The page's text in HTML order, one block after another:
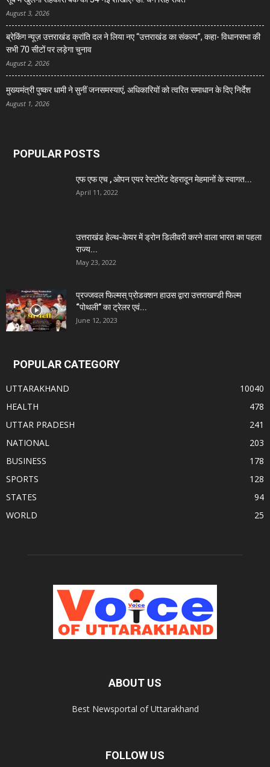
August 3, 2026
ब्रेकिंग न्यूज़ उत्तराखंड क्रांति दल ने लिया नए “उत्तराखंड का संकल्प”, कहा- विधानसभा की
सभी 70 सीटों पर लड़ेगा चुनाव
August 2, 2026
मुख्यमंत्री पुष्कर धामी ने सुनीं जनसमस्याएं, अधिकारियों को त्वरित समाधान के दिए निर्देश
August 1, 2026
POPULAR POSTS
एफ एफ एच , ओपन एयर रेस्टोरेंट देहरादून मेहमानों के स्वागत...
April 11, 2022
उत्तराखंड हेल्थ-केयर में ड्रोन डिलीवरी करने वाला भारत का पहला
राज्य...
May 23, 2022
प्रज्जवल फिल्मस् प्रोडक्शन हाउस द्वारा उत्तराखण्डी फिल्म
“पोथली” का ट्रेलर एवं...
June 12, 2023
POPULAR CATEGORY
UTTARAKHAND
10040
HEALTH
478
UTTAR PRADESH
241
NATIONAL
203
BUSINESS
178
SPORTS
128
STATES
94
WORLD
25
ABOUT US
Best Newsportal of Uttarakhand
FOLLOW US